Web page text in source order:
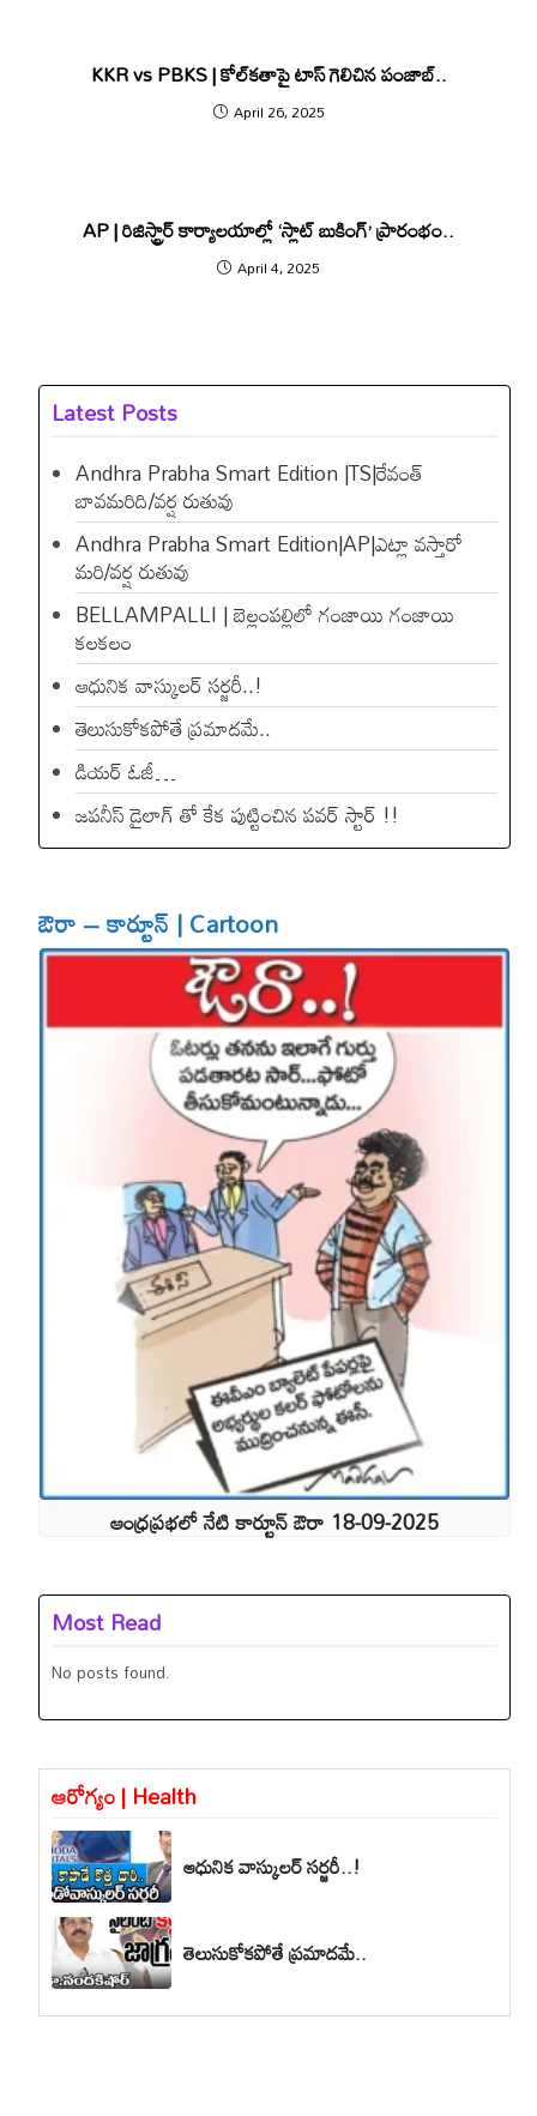
KKR vs PBKS | కోల్‌కతాపై టాస్ గెలిచిన పంజాబ్..
April 26, 2025
AP | రిజిస్ట్రార్‌ కార్యాలయాల్లో ‘స్లాట్‌ బుకింగ్’ ప్రారంభం..
April 4, 2025
Latest Posts
Andhra Prabha Smart Edition |TS|రేవంత్​
బావమరిది/వర్ష రుతువు
Andhra Prabha Smart Edition|AP|ఎట్లా వస్తారో
మరి/వర్ష రుతువు
BELLAMPALLI | బెల్లంపల్లిలో గంజాయి గంజాయి
కలకలం
ఆధునిక వాస్కులర్ సర్జరీ..!
తెలుసుకోకపోతే ప్రమాదమే..
డియ‌ర్ ఓజీ…
జపనీస్ డైలాగ్ తో కేక పుట్టించిన ప‌వ‌ర్ స్టార్ !!
ఔరా – కార్టూన్ | Cartoon
ఆంధ్రప్రభలో నేటి కార్టూన్ ఔరా 18-09-2025
Most Read
No posts found.
ఆరోగ్యం | Health
ఆధునిక వాస్కులర్ సర్జరీ..!
తెలుసుకోకపోతే ప్రమాదమే..